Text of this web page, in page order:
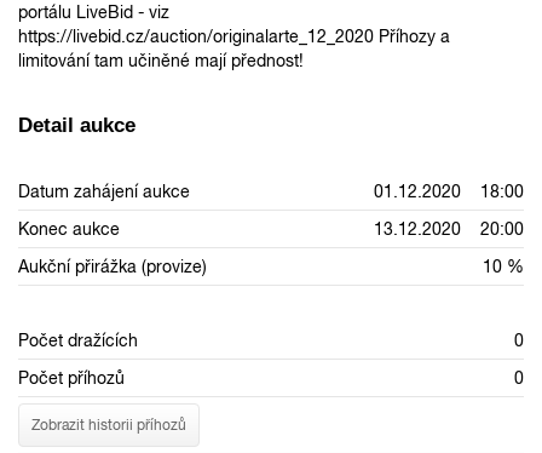
portálu LiveBid - viz
https://livebid.cz/auction/originalarte_12_2020 Příhozy a
limitování tam učiněné mají přednost!
Detail aukce
Datum zahájení aukce
01.12.2020 18:00
Konec aukce
13.12.2020 20:00
Aukční přirážka (provize)
10 %
Počet dražících
0
Počet příhozů
0
Zobrazit historii příhozů